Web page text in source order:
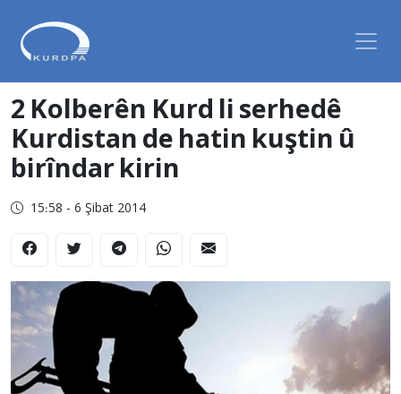
2 Kolberên Kurd li serhedê
Kurdistan de hatin kuştin û
birîndar kirin
15:58 - 6 Şibat 2014